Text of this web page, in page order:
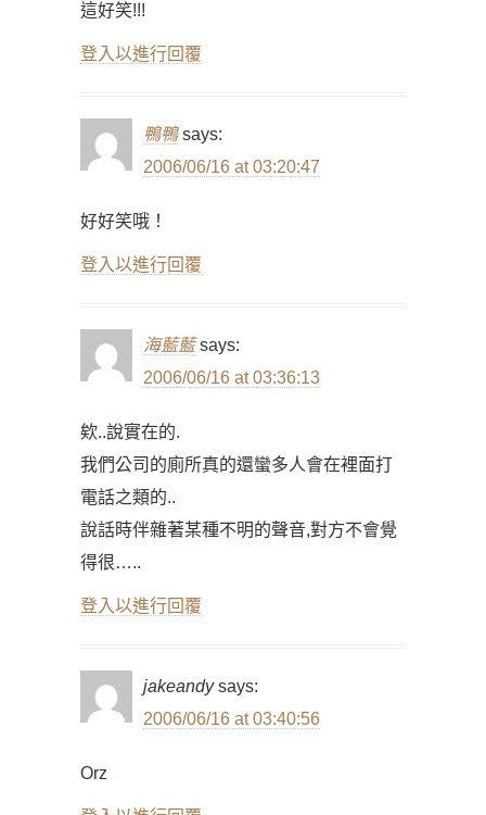
這好笑!!!
登入以進行回覆
鴨鴨 says:
2006/06/16 at 03:20:47
好好笑哦！
登入以進行回覆
海藍藍 says:
2006/06/16 at 03:36:13
欸..說實在的.
我們公司的廁所真的還蠻多人會在裡面打
電話之類的..
說話時伴雜著某種不明的聲音,對方不會覺
得很…..
登入以進行回覆
jakeandy says:
2006/06/16 at 03:40:56
Orz